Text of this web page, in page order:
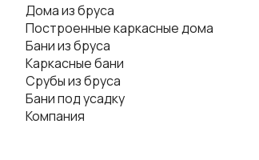
Дома из бруса
Построенные каркасные дома
Бани из бруса
Каркасные бани
Срубы из бруса
Бани под усадку
Компания